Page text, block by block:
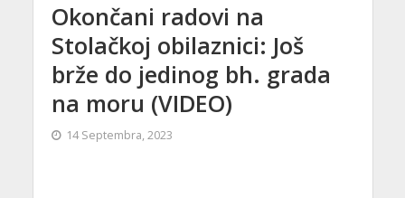
Okončani radovi na
Stolačkoj obilaznici: Još
brže do jedinog bh. grada
na moru (VIDEO)
14 Septembra, 2023